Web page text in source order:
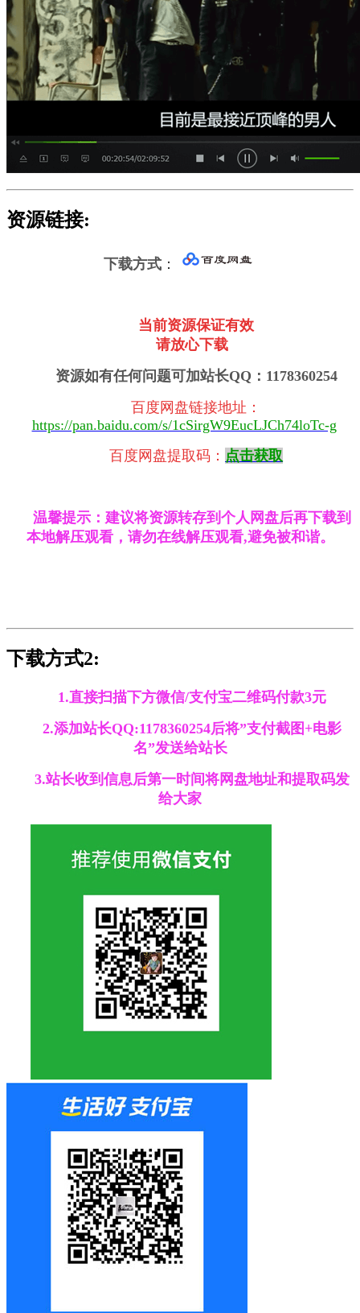
资源链接:
下载方式 ：
当前资源保证有效
请放心下载
资源如有任何问题可加站长QQ：1178360254
百度网盘链接地址 ：
https://pan.baidu.com/s/1cSirgW9EucLJCh74loTc-g
百度网盘提取码： 点击获取
温馨提示：建议将资源转存到个人网盘后再下载到
本地解压观看，请勿在线解压观看,避免被和谐。
下载方式2:
1.直接扫描下方微信/支付宝二维码付款3元
2.添加站长QQ:1178360254后将”支付截图+电影
名”发送给站长
3.站长收到信息后第一时间将网盘地址和提取码发
给大家